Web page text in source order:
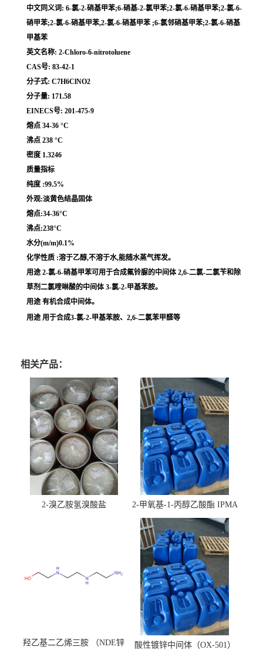
中文同义词: 6-氯-2-硝基甲苯;6-硝基-2-氯甲苯;2-氯-6-硝基甲苯;2-氯-6-
硝甲苯;2-氯-6-硝基甲苯,2-氯-6-硝基甲苯 ;6-氯邻硝基甲苯;2-氯-6-硝基
甲基苯
英文名称: 2-Chloro-6-nitrotoluene
CAS号: 83-42-1
分子式: C7H6ClNO2
分子量: 171.58
EINECS号: 201-475-9
熔点 34-36 °C
沸点 238 °C
密度 1.3246
质量指标
纯度 :99.5%
外观:淡黄色结晶固体
熔点:34-36°C
沸点:238°C
水分(m/m)0.1%
化学性质 :溶于乙醇,不溶于水,能随水蒸气挥发。
用途 2-氯-6-硝基甲苯可用于合成氟铃脲的中间体 2,6-二氯-二氯苄和除
草剂二氯喹啉酸的中间体 3-氯-2-甲基苯胺。
用途 有机合成中间体。
用途 用于合成3-氯-2-甲基苯胺、2,6-二氯苯甲醛等
相关产品：
2-溴乙胺氢溴酸盐 2-甲氧基-1-丙醇乙酸酯 IPMA
羟乙基二乙烯三胺 （NDE锌
酸性镀锌中间体（OX-501）